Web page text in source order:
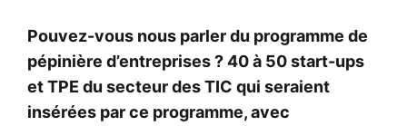
Pouvez-vous nous parler du programme de
pépinière d’entreprises ? 40 à 50 start-ups
et TPE du secteur des TIC qui seraient
insérées par ce programme, avec